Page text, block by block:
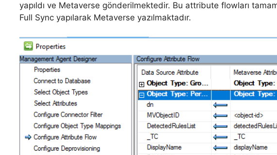
yapıldı ve Metaverse gönderilmektedir. Bu attribute flowları
Full Sync yapılarak Metaverse yazılmaktadır.